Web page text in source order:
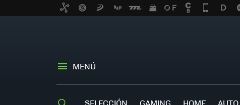
MENÚ
SELECCIÓN GAMING HOME AUTO